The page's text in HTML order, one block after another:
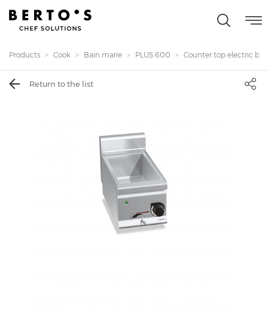
Products Cook Bain marie PLUS 600 Counter top electric
Return to the list